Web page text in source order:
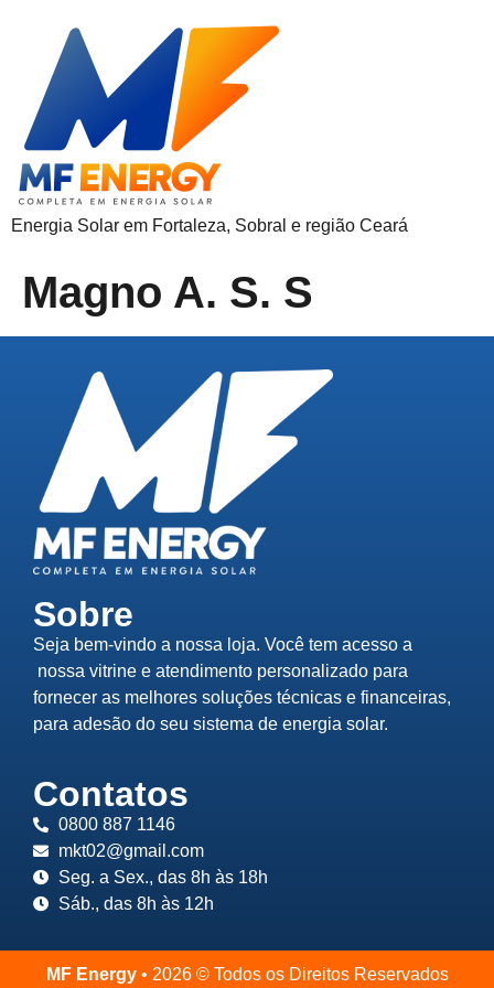
Energia Solar em Fortaleza, Sobral e região Ceará
Magno A. S. S
Sobre
Seja bem-vindo a nossa loja. Você tem acesso a
nossa vitrine e atendimento personalizado para
fornecer as melhores soluções técnicas e financeiras,
para adesão do seu sistema de energia solar.
Contatos
0800 887 1146
mkt02@gmail.com
Seg. a Sex., das 8h às 18h
Sáb., das 8h às 12h
MF Energy• 2026 © Todos os Direitos Reservados